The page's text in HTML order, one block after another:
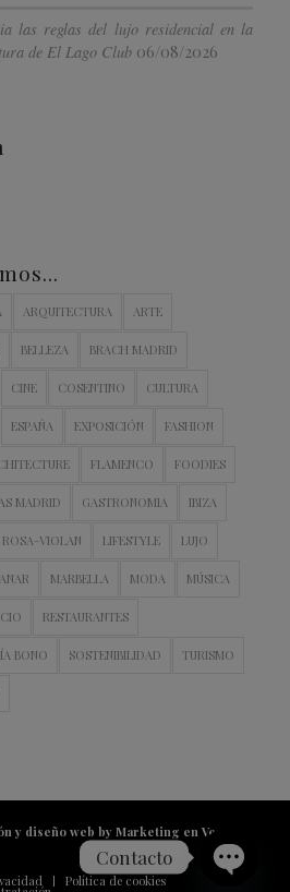
las reglas del lujo residencial en la
de El Lago Club 06/08/2026
ARQUITECTURA ARTE
BELLEZA BRACH MADRID
CINE COSENTINO CULTURA
ESPAÑA EXPOSICIÓN FASHION
FLAMENCO FOODIES
MADRID GASTRONOMIA IBIZA
VIOLAN LIFESTYLE LUJO
MARBELLA MODA MÚSICA
RESTAURANTES
BONO SOSTENIBILIDAD TURISMO
y diseño web by Marketing en Vena
Política de cookies
Contacto